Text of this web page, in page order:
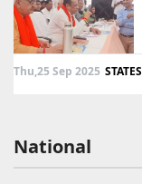
Thu,25 Sep 2025 STATES
National